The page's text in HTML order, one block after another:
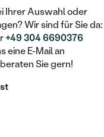
EINFASSEN
Ihrer Auswahl oder
Wir sind für Sie da:
+49 304 6690376
eine E-Mail an
Sie gern!